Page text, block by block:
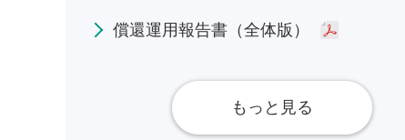
償還運用報告書（全体版）
もっと見る